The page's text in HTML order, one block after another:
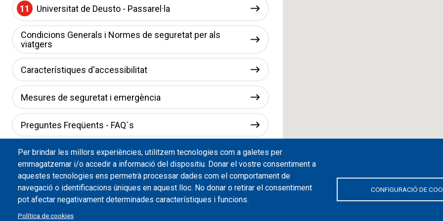
11 Universitat de Deusto - Passarel·la
Condicions Generals i Normes de seguretat per als
viatgers
Característiques d'accessibilitat
Mesures de seguretat i emergència
Preguntes Freqüents - FAQ´s
Fullet 2020
Per brindar les millors experiències, utilitzem tecnologies com a galetes per
emmagatzemar i/o accedir a informació del dispositiu. Donar el vostre consentiment a
aquestes tecnologies ens permetrà processar dades com el comportament de
navegació o identificacions úniques en aquest lloc. No donar o retirar el consentiment
pot afectar negativament determinades característiques i funcions.
Política de cookies
CONFIGURACIÓ DE